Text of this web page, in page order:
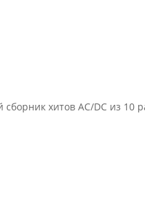
сборник хитов AC/DC из